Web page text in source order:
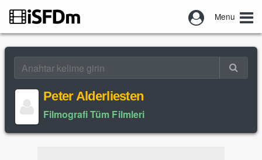
Menu
Peter Alderliesten
Filmografi Tüm Filmleri